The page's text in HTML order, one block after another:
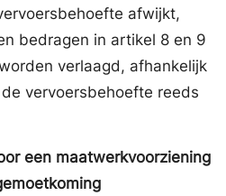
afwijkt,
bedragen in artikel 8 en 9
verlaagd, afhankelijk
vervoersbehoefte reeds
een maatwerkvoorziening